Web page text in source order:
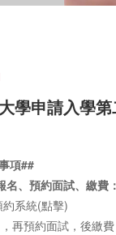
學申請入學第
項##
名、預約面試、繳
系統(點擊)
再預約面試，後繳費